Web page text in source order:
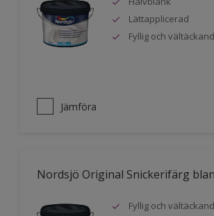
Lättapplicerad
Fyllig och
Jämföra
Nordsjö Original Snickerifärg
Fyllig och